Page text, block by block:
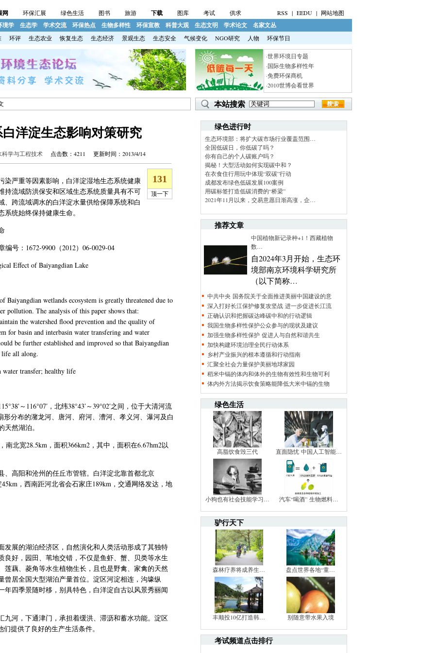
网 环保汇展 绿色生活 图书 旅游 下载 图库 考试 供求 RSS | EEDU | 网站地图
境学 生态学 学术交流 环保热点 生物多样性 环保宣教 科普大观 生态文明 学术论文 名家文丛
环评 生态农业 恢复生态 生态经济 景观生态 生态安全 气候变化 NGO研究 人物 环保节日
·世界环境日专题
·国际生物多样性年
·免费环保商机
·2010世博会看世界
本站搜索
洋淀生态影响对策研究
科学与工程技术 点击数：4211 更新时间：2013/4/14
染严重等因素影响，白洋淀湿地生态系统健康
持流域防洪保安和区域生态系统质量具有不可
跨流域调水的白洋淀水量供给保障系统和白
统始终保持健康生命。
编号： 1672-9900 （2012） 06-0029-04
Effect of Baiyangdian Lake
Baiyangdian wetlands ecosystem is greatly threatened due to
pollution. The analysis of this paper shows that:
the watershed flood prevention and the quality of
for basin and interbasin water transfering and water
be further established and improved so that Baiyangdian
life all along.
water transfer; healthy life
°38′～ 116°07′，北纬38°43′～39°02′之间，位于大清河流
形分布的潴龙河、唐河、府河、漕河、孝义河、瀑河及白
然湖泊。
南北宽28.5km ，面积366km2 ，其中，面积在6.67hm2以
、高阳和沧州的任丘市管辖。白洋淀北靠首都北京
45km ，西南距河北省会石家庄189km ，交通网络发达，地
发展的湖泊经济区， 自然演化和人类活动形成了其独特
良好，园田、苇地交错，不仅是鱼虾、蟹、贝类等水生
莲藕、菱角等水生植物生长，且也是野禽、家禽的天然
曾居全国大型湖泊产量首位。淀区河淀相连，沟壕纵
年四季景随时移，别具特色，白洋淀自古以风景秀丽闻
九河，下通津门，承担着缓洪、滞沥和蓄水功能。淀区
提供了良好的生产生活条件。
绿色进行时
生态环境部：将扩大碳市场行业覆盖范围…
全国低碳日，你低碳了吗？
你有自己的个人碳账户吗？
揭秘！大型活动如何实现碳中和？
在衣食住行用玩中体现“双碳”行动
成都发布绿色低碳发展100案例
用碳标签打造低碳消费的“桥梁”
2021年11月以来，交易意愿日渐高涨，企…
推荐文章
中国植物新记录种+1！西藏植物
数…
自2024年3月开始，生态环
境部南京环境科学研究所
（以下简称…
中共中央 国务院关于全面推进美丽中国建设的意
深入打好长江保护修复攻坚战 进一步促进长江流
正确认识和把握碳达峰碳中和的行动逻辑
我国生物多样性保护公众参与的现状及建议
加强生物多样性保护 促进人与自然和谐共生
加快构建环境治理全民行动体系
乡村产业振兴的根本遵循和行动指南
汇聚全社会力量保护美丽地球家园
稻米中镉的体内和体外的生物有效性和生物可利
体内外方法揭示饮食策略能降低大米中镉的生物
绿色生活
高脂饮食毁三代 直面隐忧 中国人工智能…
小狗也有社会技能学习… 汽车“喝酒” 生物燃料…
驴行天下
森林疗养将成养生… 盘点世界各地“童…
丰顺投10亿打造韩… 别随意带水果入境
考试频道点击排行